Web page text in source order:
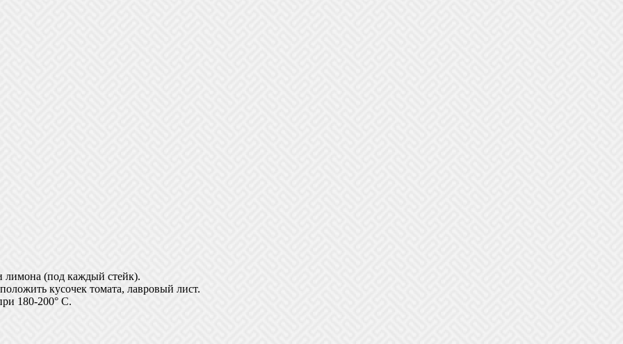
лимона (под каждый стейк).
кусочек томата, лавровый лист.
180-200° С.